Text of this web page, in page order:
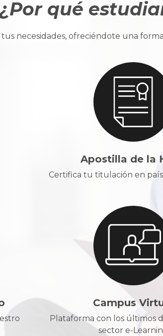
qué
tus necesidades, ofreciéndote una
Apostilla de la
Certifica tu titulación en
Campus
Plataforma con los últimos
sector e-